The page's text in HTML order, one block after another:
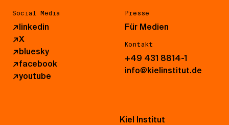
Social Media
↗linkedin
↗X
↗bluesky
↗facebook
↗youtube
Presse
Für Medien
Kontakt
+49 431 8814-1
info@kielinstitut.de
Kiel Institut